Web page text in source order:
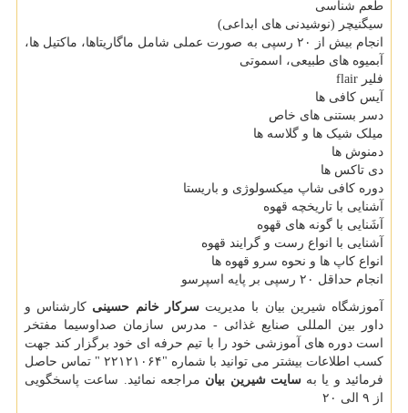
طعم شناسی
سیگنیچر (نوشیدنی های ابداعی)
انجام بیش از ٢۰ رسپی به صورت عملی شامل ماگاریتاها، ماکتیل ها،
آبمیوه های طبیعی، اسموتی
فلیر flair
آیس کافی ها
دسر بستنی های خاص
میلک شیک ها و گلاسه ها
دمنوش ها
دی تاکس ها
دوره کافی شاپ میکسولوژی و باریستا
آشنایی با تاریخچه قهوه
آشَنایی با گونه های قهوه
آشنایی با انواع رست و گرایند قهوه
انواع کاپ ها و نحوه سرو قهوه ها
انجام حداقل ٢۰ رسپی بر پایه اسپرسو
آموزشگاه شیرین بیان با مدیریتسرکار خانم حسینی کارشناس و
داور بین المللی صنایع غذائی - مدرس سازمان صداوسیما مفتخر
است دوره های آموزشی خود را با تیم حرفه ای خود برگزار کند جهت
کسب اطلاعات بیشتر می توانید با شماره "٢٢١٢١۰۶۴ " تماس حاصل
فرمائید و یا بهسایت شیرین بیان مراجعه نمائید. ساعت پاسخگویی
از ٩ الی ٢۰